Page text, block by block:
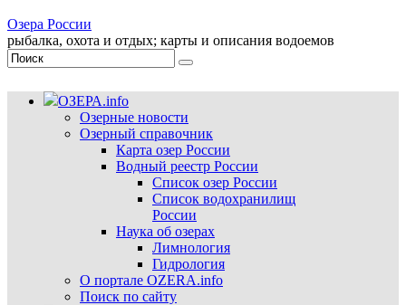
Озера России
рыбалка, охота и отдых; карты и описания водоемов
ОЗЕРА.info
Озерные новости
Озерный справочник
Карта озер России
Водный реестр России
Список озер России
Список водохранилищ
России
Наука об озерах
Лимнология
Гидрология
О портале OZERA.info
Поиск по сайту